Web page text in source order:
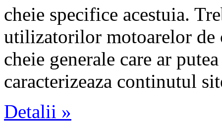
cheie specifice acestuia.
utilizatorilor motoarelor de
cheie generale care ar
caracterizeaza continutul
Detalii »